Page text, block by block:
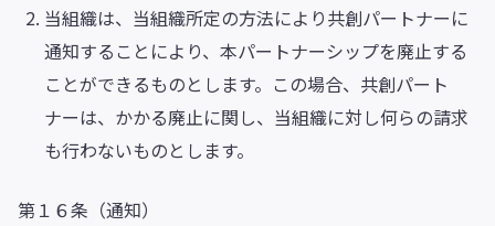
当組織は、当組織所定の方法により共創パートナーに
通知することにより、本パートナーシップを廃止する
ことができるものとします。この場合、共創パート
ナーは、かかる廃止に関し、当組織に対し何らの請求
も行わないものとします。
第１６条（通知）